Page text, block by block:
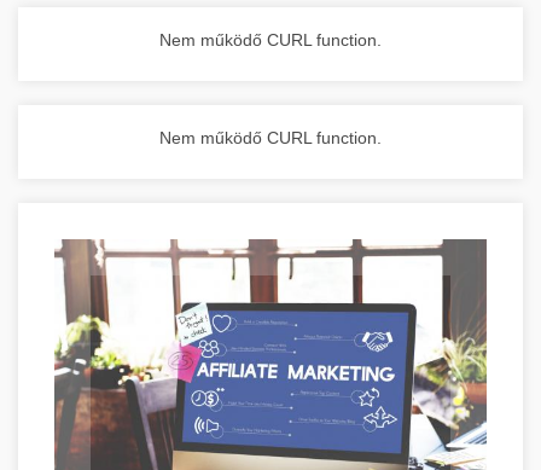
Nem működő CURL function.
Nem működő CURL function.